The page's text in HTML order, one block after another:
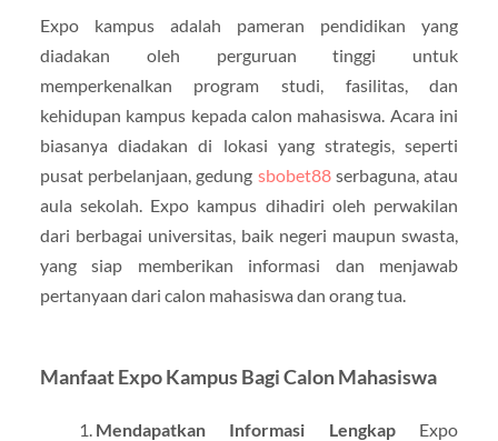
Expo kampus adalah pameran pendidikan yang
diadakan oleh perguruan tinggi untuk
memperkenalkan program studi, fasilitas, dan
kehidupan kampus kepada calon mahasiswa. Acara ini
biasanya diadakan di lokasi yang strategis, seperti
pusat perbelanjaan, gedung sbobet88serbaguna, atau
aula sekolah. Expo kampus dihadiri oleh perwakilan
dari berbagai universitas, baik negeri maupun swasta,
yang siap memberikan informasi dan menjawab
pertanyaan dari calon mahasiswa dan orang tua.
Manfaat Expo Kampus Bagi Calon Mahasiswa
Mendapatkan Informasi LengkapExpo